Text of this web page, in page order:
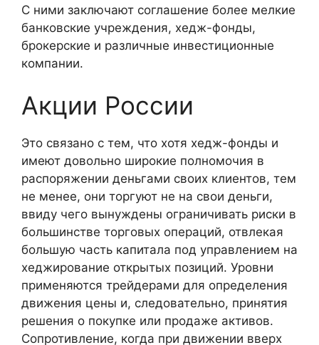
С ними заключают соглашение более мелкие
банковские учреждения, хедж-фонды,
брокерские и различные инвестиционные
компании.
Акции России
Это связано с тем, что хотя хедж-фонды и
имеют довольно широкие полномочия в
распоряжении деньгами своих клиентов, тем
не менее, они торгуют не на свои деньги,
ввиду чего вынуждены ограничивать риски в
большинстве торговых операций, отвлекая
большую часть капитала под управлением на
хеджирование открытых позиций. Уровни
применяются трейдерами для определения
движения цены и, следовательно, принятия
решения о покупке или продаже активов.
Сопротивление, когда при движении вверх